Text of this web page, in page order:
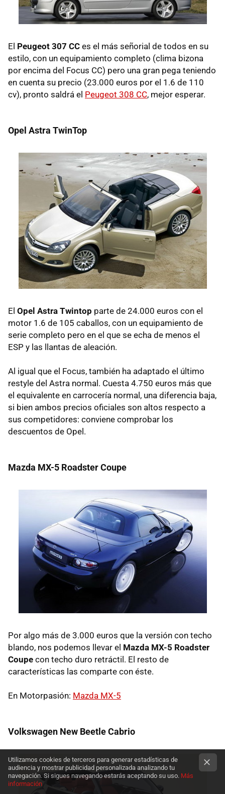
El Peugeot 307 CC es el más señorial de todos en su
estilo, con un equipamiento completo (clima bizona
por encima del Focus CC) pero una gran pega teniendo
en cuenta su precio (23.000 euros por el 1.6 de 110
cv), pronto saldrá el Peugeot 308 CC, mejor esperar.
Opel Astra TwinTop
El Opel Astra Twintop parte de 24.000 euros con el
motor 1.6 de 105 caballos, con un equipamiento de
serie completo pero en el que se echa de menos el
ESP y las llantas de aleación.
Al igual que el Focus, también ha adaptado el último
restyle del Astra normal. Cuesta 4.750 euros más que
el equivalente en carrocería normal, una diferencia baja,
si bien ambos precios oficiales son altos respecto a
sus competidores: conviene comprobar los
descuentos de Opel.
Mazda MX-5 Roadster Coupe
Por algo más de 3.000 euros que la versión con techo
blando, nos podemos llevar el Mazda MX-5 Roadster
Coupe con techo duro retráctil. El resto de
características las comparte con éste.
En Motorpasión: Mazda MX-5
Volkswagen New Beetle Cabrio
Utilizamos cookies de terceros para generar estadísticas de
audiencia y mostrar publicidad personalizada analizando tu
navegación. Si sigues navegando estarás aceptando su uso. Más
información